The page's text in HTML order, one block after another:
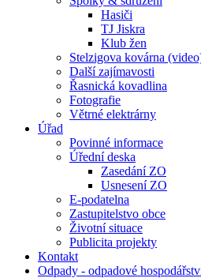
Hasiči
TJ Jiskra
Klub žen
Stelzigova kovárna
Další zajímavosti
Řasnická kovadlina
Fotografie
Větrné elektrárny
Úřad
Povinné informace
Úřední deska
Zasedání ZO
Usnesení ZO
E-podatelna
Zastupitelstvo obce
Životní situace
Publicita projekty
Kontakt
Odpady - odpadové